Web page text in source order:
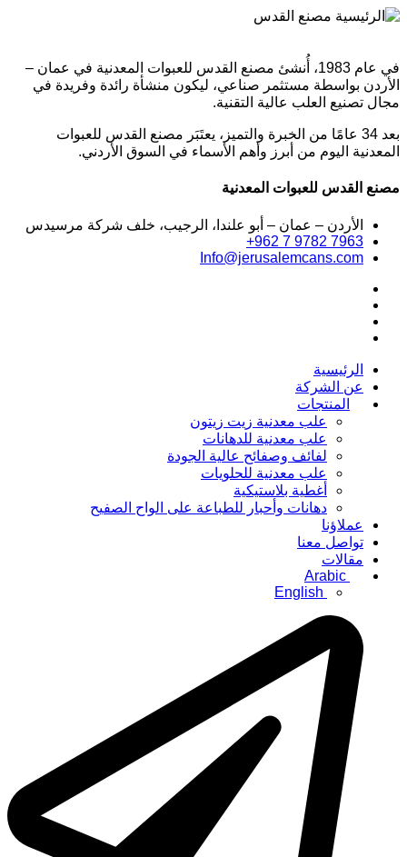
في عام 1983، أُنشئ مصنع القدس للعبوات المعدنية في عمان –
الأردن بواسطة مستثمر صناعي، ليكون منشأة رائدة وفريدة في
مجال تصنيع العلب عالية التقنية.
بعد 34 عامًا من الخبرة والتميز، يعتَبَر مصنع القدس للعبوات
المعدنية اليوم من أبرز وأهم الأسماء في السوق الأردني.
مصنع القدس للعبوات المعدنية
الأردن – عمان – أبو علندا، الرجيب، خلف شركة مرسيدس
+962 7 9782 7963
Info@jerusalemcans.com
الرئيسية
عن الشركة
المنتجات
علب معدنية زيت زيتون
علب معدنية للدهانات
لفائف وصفائح عالية الجودة
علب معدنية للحلويات
أغطية بلاستيكية
دهانات وأحبار للطباعة على الواح الصفيح
عملاؤنا
تواصل معنا
مقالات
Arabic
English